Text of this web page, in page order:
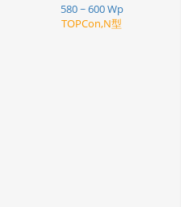
580 ~ 600 Wp
TOPCon,N型